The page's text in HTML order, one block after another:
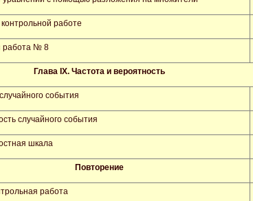
контрольной работе
работа № 8
Глава IX. Частота и вероятность
события
случайного события
шкала
Повторение
работа